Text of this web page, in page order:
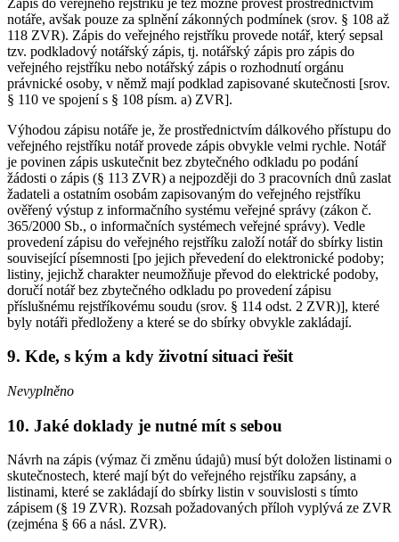
notáře, avšak pouze za splnění zákonných podmínek (srov. § 108 až
118 ZVR). Zápis do veřejného rejstříku provede notář, který sepsal
tzv. podkladový notářský zápis, tj. notářský zápis pro zápis do
veřejného rejstříku nebo notářský zápis o rozhodnutí orgánu
právnické osoby, v němž mají podklad zapisované skutečnosti [srov.
§ 110 ve spojení s § 108 písm. a) ZVR].
Výhodou zápisu notáře je, že prostřednictvím dálkového přístupu do
veřejného rejstříku notář provede zápis obvykle velmi rychle. Notář
je povinen zápis uskutečnit bez zbytečného odkladu po podání
žádosti o zápis (§ 113 ZVR) a nejpozději do 3 pracovních dnů zaslat
žadateli a ostatním osobám zapisovaným do veřejného rejstříku
ověřený výstup z informačního systému veřejné správy (zákon č.
365/2000 Sb., o informačních systémech veřejné správy). Vedle
provedení zápisu do veřejného rejstříku založí notář do sbírky listin
související písemnosti [po jejich převedení do elektronické podoby;
listiny, jejichž charakter neumožňuje převod do elektrické podoby,
doručí notář bez zbytečného odkladu po provedení zápisu
příslušnému rejstříkovému soudu (srov. § 114 odst. 2 ZVR)], které
byly notáři předloženy a které se do sbírky obvykle zakládají.
9. Kde, s kým a kdy životní situaci řešit
Nevyplněno
10. Jaké doklady je nutné mít s sebou
Návrh na zápis (výmaz či změnu údajů) musí být doložen listinami o
skutečnostech, které mají být do veřejného rejstříku zapsány, a
listinami, které se zakládají do sbírky listin v souvislosti s tímto
zápisem (§ 19 ZVR). Rozsah požadovaných příloh vyplývá ze ZVR
(zejména § 66 a násl. ZVR).